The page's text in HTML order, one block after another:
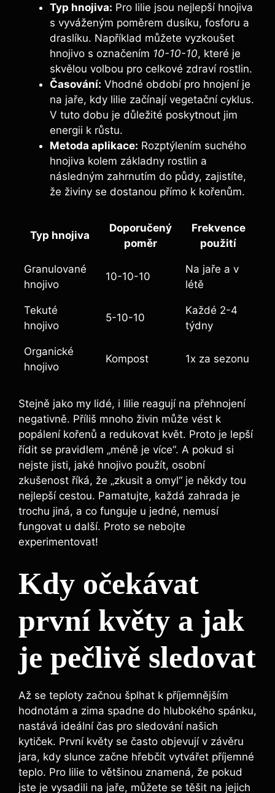
Typ hnojiva: Pro lilie jsou nejlepší hnojiva
s vyváženým poměrem dusíku, fosforu a
draslíku. Například můžete vyzkoušet
hnojivo s označením 10-10-10, které je
skvělou volbou pro celkové zdraví rostlin.
Časování: Vhodné období pro hnojení je
na jaře, kdy lilie začínají vegetační cyklus.
V tuto dobu je důležité poskytnout jim
energii k růstu.
Metoda aplikace: Rozptýlením suchého
hnojiva kolem základny rostlin a
následným zahrnutím do půdy, zajistíte,
že živiny se dostanou přímo k kořenům.
Typ hnojiva
Doporučený
poměr
Frekvence
použití
Granulované
hnojivo
10-10-10
Na jaře a v
létě
Tekuté
hnojivo
5-10-10
Každé 2-4
týdny
Organické
hnojivo
Kompost 1x za sezonu
Stejně jako my lidé, i lilie reagují na přehnojení
negativně. Příliš mnoho živin může vést k
popálení kořenů a redukovat květ. Proto je lepší
řídit se pravidlem „méně je více“. A pokud si
nejste jisti, jaké hnojivo použít, osobní
zkušenost říká, že „zkusit a omyl“ je někdy tou
nejlepší cestou. Pamatujte, každá zahrada je
trochu jiná, a co funguje u jedné, nemusí
fungovat u další. Proto se nebojte
experimentovat!
Kdy očekávat
první květy a jak
je pečlivě sledovat
Až se teploty začnou šplhat k příjemnějším
hodnotám a zima spadne do hlubokého spánku,
nastává ideální čas pro sledování našich
kytiček. První květy se často objevují v závěru
jara, kdy slunce začne hřebčít vytvářet příjemné
teplo. Pro lilie to většinou znamená, že pokud
jste je vysadili na jaře, můžete se těšit na jejich